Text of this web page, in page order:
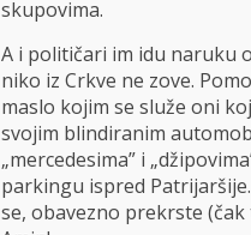
skupovima.
A i političari im idu naruku
niko iz Crkve ne zove.
maslo kojim se služe oni
svojim blindiranim
„mercedesima” i
parkingu ispred
se, obavezno prekrste